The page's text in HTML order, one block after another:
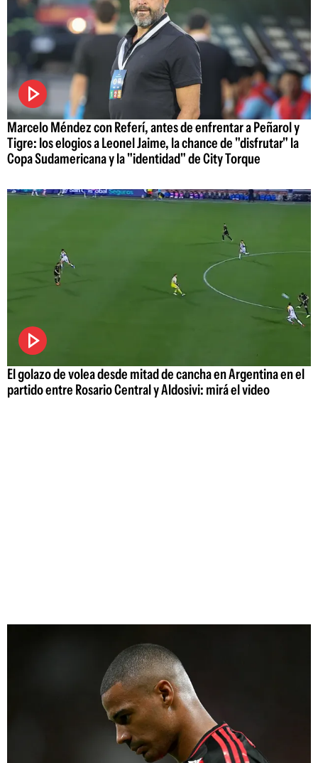
Marcelo Méndez con Referí, antes de enfrentar a Peñarol y
Tigre: los elogios a Leonel Jaime, la chance de "disfrutar" la
Copa Sudamericana y la "identidad" de City Torque
El golazo de volea desde mitad de cancha en Argentina en el
partido entre Rosario Central y Aldosivi: mirá el video